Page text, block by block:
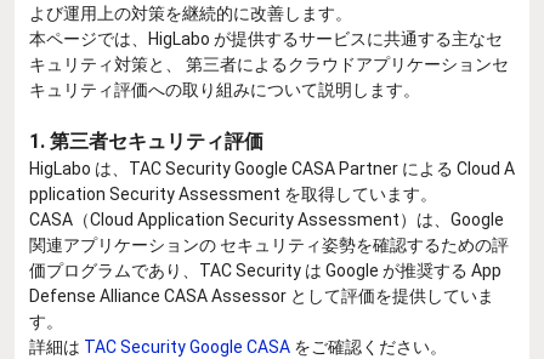
よび運用上の対策を継続的に改善します。
本ページでは、HigLabo が提供するサービスに共通する主なセ
キュリティ対策と、 第三者によるクラウドアプリケーションセ
キュリティ評価への取り組みについて説明します。
1. 第三者セキュリティ評価
HigLabo は、TAC Security Google CASA Partner による Cloud A
pplication Security Assessment を取得しています。
CASA（Cloud Application Security Assessment）は、Google
関連アプリケーションの セキュリティ姿勢を確認するための評
価プログラムであり、TAC Security は Google が推奨する App
Defense Alliance CASA Assessor として評価を提供していま
す。
詳細は TAC Security Google CASA をご確認ください。